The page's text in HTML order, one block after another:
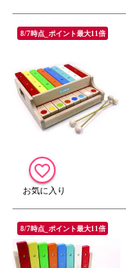
8/7時点_ポイント最大11倍
8/7時点_ポイント最大11倍